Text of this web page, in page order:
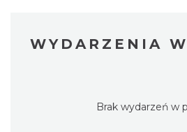
WYDARZENIA
Brak wydarzeń w